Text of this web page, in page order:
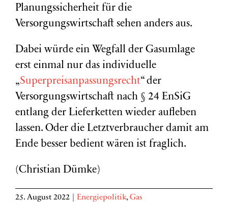
Planungssicherheit für die
Versorgungswirtschaft sehen anders aus.
Dabei würde ein Wegfall der Gasumlage
erst einmal nur das individuelle
„Superpreisanpassungsrecht“ der
Versorgungswirtschaft nach § 24 EnSiG
entlang der Lieferketten wieder aufleben
lassen. Oder die Letztverbraucher damit am
Ende besser bedient wären ist fraglich.
(Christian Dümke)
25. August 2022 Energiepolitik, Gas